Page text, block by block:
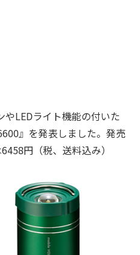
LEDライト機能の付いた
』を発表しました。発売
円（税、送料込み）